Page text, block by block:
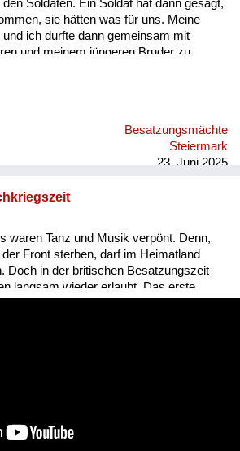
Soldaten. Ein Soldat hat dann gesagt,
sie hätten was für uns. Meine
und ich durfte dann gemeinsam mit
und meinem jüngeren Bruder zu
Besatzungsmächte
Steiermark
23. Juni 2025
waren Tanz und Musik verpönt. Denn,
Front sterben, darf im Heimatland
Doch in der britischen Besatzungszeit
langsam wieder erlaubt. Das erste